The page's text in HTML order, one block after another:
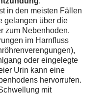
in den meisten Fällen
gelangen über die
zum Nebenhoden.
im Harnfluss
oder eingelegte
Urin kann eine
hervorrufen.
mit